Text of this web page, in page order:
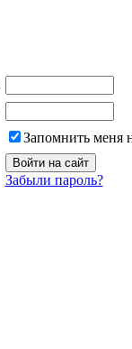
Запомнить меня
Забыли пароль?